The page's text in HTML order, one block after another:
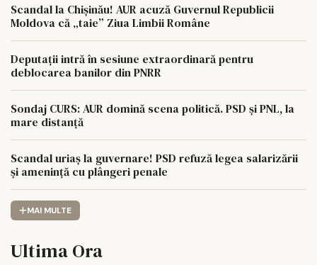
Scandal la Chișinău! AUR acuză Guvernul Republicii
Moldova că „taie” Ziua Limbii Române
Deputații intră în sesiune extraordinară pentru
deblocarea banilor din PNRR
Sondaj CURS: AUR domină scena politică. PSD și PNL, la
mare distanță
Scandal uriaș la guvernare! PSD refuză legea salarizării
și amenință cu plângeri penale
MAI MULTE
Ultima Ora